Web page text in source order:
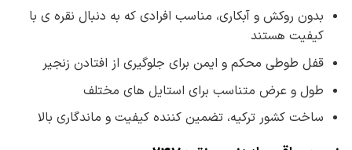
بدون روکش و آبکاری، مناسب افرادی که به دنبال نقره ی با
کیفیت هستند
قفل طوطی محکم و ایمن برای جلوگیری از افتادن زنجیر
طول و عرض متناسب برای استایل های مختلف
ساخت کشور ترکیه، تضمین کننده کیفیت و ماندگاری بالا